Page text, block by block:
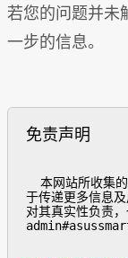
若您的问题并未
一步的信息。
免责声明
于传递更多信息
对其真实性负责